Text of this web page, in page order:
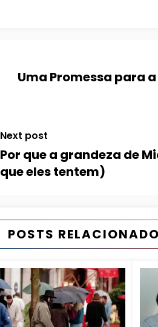
Uma Promessa para
Next post
Por que a grandeza de
que eles tentem)
POSTS